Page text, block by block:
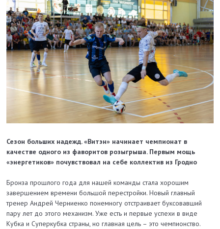
Сезон больших надежд.«Витэн» начинает чемпионат в
качестве одного из фаворитов розыгрыша. Первым мощь
«энергетиков» почувствовал на себе коллектив из Гродно
Бронза прошлого года для нашей команды стала хорошим
завершением времени большой перестройки. Новый главный
тренер Андрей Черниенко понемногу отстраивает буксовавший
пару лет до этого механизм. Уже есть и первые успехи в виде
Кубка и Суперкубка страны, но главная цель – это чемпионство.